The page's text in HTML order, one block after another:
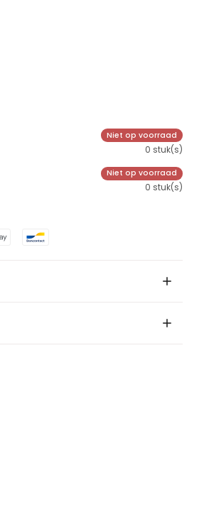
Niet op voorraad
0 stuk(s)
Niet op voorraad
0 stuk(s)